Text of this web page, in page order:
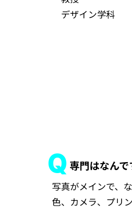
デザイン学科
専門はなんで
写真がメインで、
色、カメラ、プリ